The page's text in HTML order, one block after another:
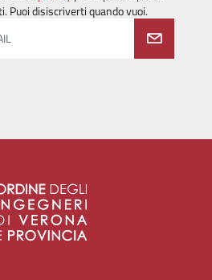
Puoi disiscriverti quando vuoi.